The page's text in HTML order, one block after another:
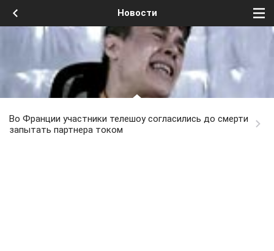
Новости
Во Франции участники телешоу согласились до смерти
запытать партнера током